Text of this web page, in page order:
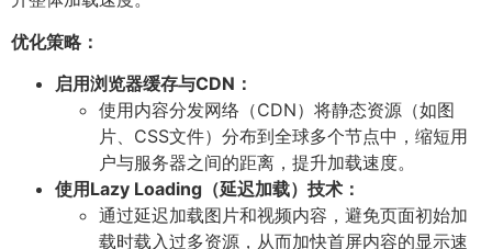
优化策略：
启用浏览器缓存与CDN：
使用内容分发网络（CDN）将静态资源（如图
片、CSS文件）分布到全球多个节点中，缩短用
户与服务器之间的距离，提升加载速度。
使用Lazy Loading（延迟加载）技术：
通过延迟加载图片和视频内容，避免页面初始加
载时载入过多资源，从而加快首屏内容的显示速